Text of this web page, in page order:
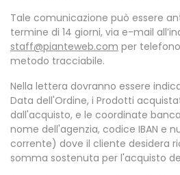
Tale comunicazione può essere
termine di 14 giorni, via e-mail
staff@pianteweb.com per
metodo tracciabile.
Nella lettera dovranno essere
Data dell'Ordine, i Prodotti
dall'acquisto, e le coordinate
nome dell'agenzia, codice IBAN e
corrente) dove il cliente desidera
somma sostenuta per l'acquisto